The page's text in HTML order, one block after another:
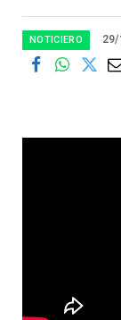
NOTICIERO